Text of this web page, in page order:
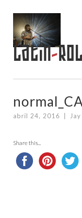
Saltar
al
contenido
Latin-
abril 24, 2016
Share this...